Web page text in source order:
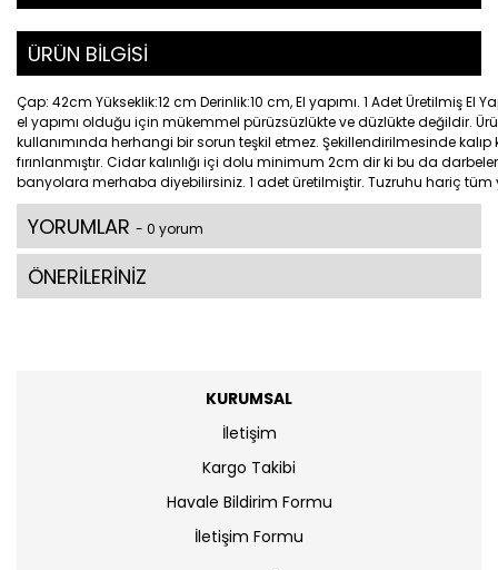
ÜRÜN BİLGİSİ
Çap: 42cm Yükseklik:12 cm Derinlik:10 cm, El yapımı. 1 Adet Üretilmiş
el yapımı olduğu için mükemmel pürüzsüzlükte ve düzlükte değildir.
kullanımında herhangi bir sorun teşkil etmez. Şekillendirilmesinde kalıp
fırınlanmıştır. Cidar kalınlığı içi dolu minimum 2cm dir ki bu da
banyolara merhaba diyebilirsiniz. 1 adet üretilmiştir. Tuzruhu hariç tüm
YORUMLAR - 0 yorum
ÖNERİLERİNİZ
KURUMSAL
İletişim
Kargo Takibi
Havale Bildirim Formu
İletişim Formu